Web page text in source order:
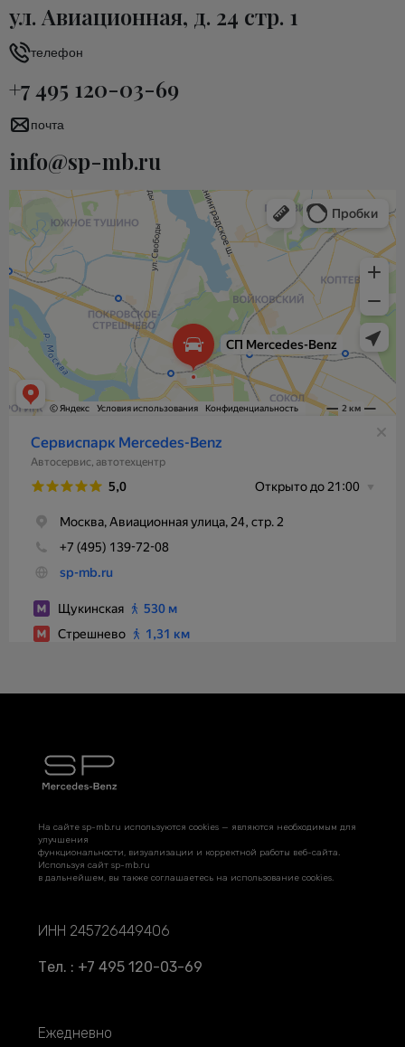
ул. Авиационная, д. 24 стр. 1
телефон
+7 495 120-03-69
почта
info@sp-mb.ru
На сайте sp-mb.ru используются cookies — являются необходимым для
улучшения
функциональности, визуализации и корректной работы веб-сайта.
Используя сайт sp-mb.ru
в дальнейшем, вы также соглашаетесь на использование cookies.
ИНН 245726449406
Тел. : +7 495 120-03-69
Ежедневно